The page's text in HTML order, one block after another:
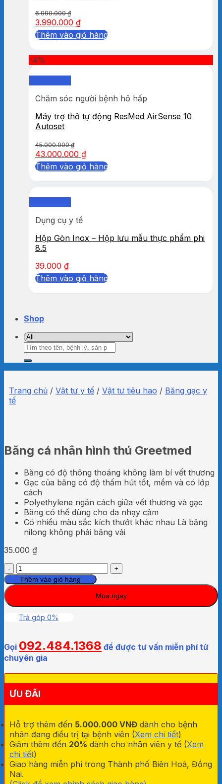
6.990.000₫
3.990.000 ₫
Thêm vào giỏ hàng
-4%
Chăm sóc người bệnh hô hấp
Máy trợ thở tự động ResMed AirSense 10
Autoset
45.000.000₫
43.000.000 ₫
Thêm vào giỏ hàng
Dụng cụ y tế
Hộp Gòn Inox – Hộp lưu mẫu thực phẩm phi
8.5
39.000 ₫
Thêm vào giỏ hàng
Shop
Tìm
kiếm:
Trang chủ / Vật tư y tế / Vật tư tiêu hao / Băng gạc y
tế
Băng cá nhân hình thú Greetmed
Băng có độ thông thoáng không làm bí vết thương
Gạc của băng có độ thấm hút tốt, mềm và có lớp
cách
Polyethylene ngăn cách giữa vết thương và gạc
Băng có thể dùng cho da nhạy cảm
Có nhiều màu sắc kích thướt khác nhau Là băng
nilong không phải băng vải
35.000 ₫
Băng
cá
nhân
thú
Greetmed
Thêm vào giỏ hàng
Mua ngay
Trả góp 0%
Gọi 092.484.1368 để được tư vấn miễn phí từ
chuyên gia
ƯU ĐÃI
Hỗ trợ thêm đến 5.000.000 VNĐ dành cho bệnh
nhân đang điều trị tại bệnh viên (Xem chi tiết)
Giảm thêm đến 20% dành cho nhân viên y tế (Xem
chi tiết)
Giao hàng miễn phí trong Thành phố Biên Hoà, Đồng
Nai.